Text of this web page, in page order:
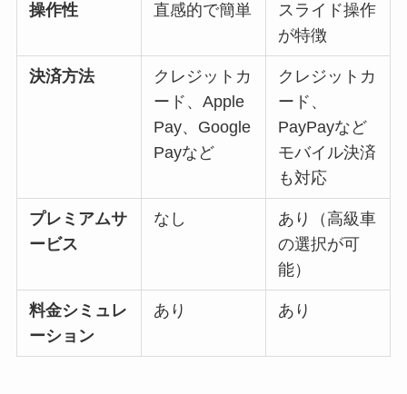
操作性 直感的で簡単
スライド操作
が特徴
決済方法
クレジットカ
ード、Apple
Pay、Google
Payなど
クレジットカ
ード、
PayPayなど
モバイル決済
も対応
プレミアムサ
ービス
なし
あり（高級車
の選択が可
能）
料金シミュレ
ーション
あり あり